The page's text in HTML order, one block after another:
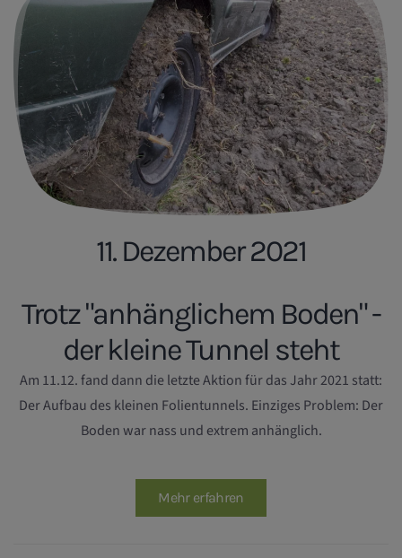
11. Dezember 2021
Trotz "anhänglichem Boden" -
der kleine Tunnel steht
Am 11.12. fand dann die letzte Aktion für das Jahr 2021 statt:
Der Aufbau des kleinen Folientunnels. Einziges Problem: Der
Boden war nass und extrem anhänglich.
Mehr erfahren